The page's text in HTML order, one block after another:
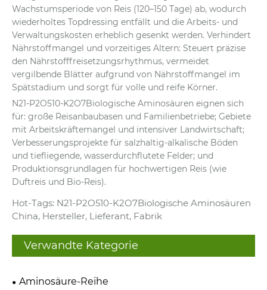
Wachstumsperiode von Reis (120–150 Tage) ab, wodurch
wiederholtes Topdressing entfällt und die Arbeits- und
Verwaltungskosten erheblich gesenkt werden. Verhindert
Nährstoffmangel und vorzeitiges Altern: Steuert präzise
den Nährstofffreisetzungsrhythmus, vermeidet
vergilbende Blätter aufgrund von Nährstoffmangel im
Spätstadium und sorgt für volle und reife Körner.
N21-P2O510-K2O7Biologische Aminosäuren eignen sich
für: große Reisanbaubasen und Familienbetriebe; Gebiete
mit Arbeitskräftemangel und intensiver Landwirtschaft;
Verbesserungsprojekte für salzhaltig-alkalische Böden
und tiefliegende, wasserdurchflutete Felder; und
Produktionsgrundlagen für hochwertigen Reis (wie
Duftreis und Bio-Reis).
Hot-Tags: N21-P2O510-K2O7Biologische Aminosäuren
China, Hersteller, Lieferant, Fabrik
Verwandte Kategorie
Aminosäure-Reihe